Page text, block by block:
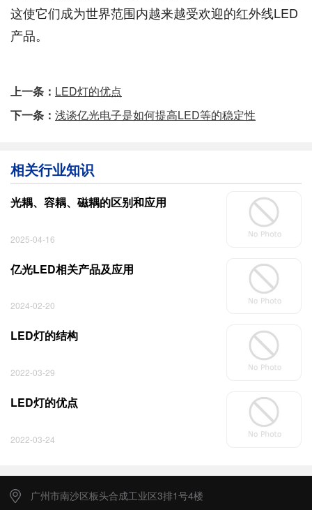
这使它们成为世界范围内越来越受欢迎的红外线LED
产品。
上一条： LED灯的优点
下一条： 浅谈亿光电子是如何提高LED等的稳定性
相关行业知识
光耦、容耦、磁耦的区别和应用
2025-04-16
亿光LED相关产品及应用
2024-02-20
LED灯的结构
2022-03-29
LED灯的优点
2022-03-24
广州市南沙区板头合成工业区3排1号4楼